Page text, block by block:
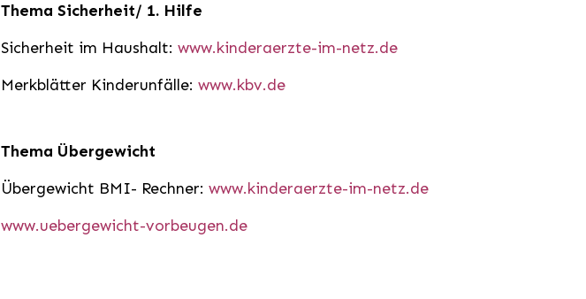
Thema Sicherheit/ 1. Hilfe
Sicherheit im Haushalt: www.kinderaerzte-im-netz.de
Merkblätter Kinderunfälle: www.kbv.de
Thema Übergewicht
Übergewicht BMI- Rechner: www.kinderaerzte-im-netz.de
www.uebergewicht-vorbeugen.de